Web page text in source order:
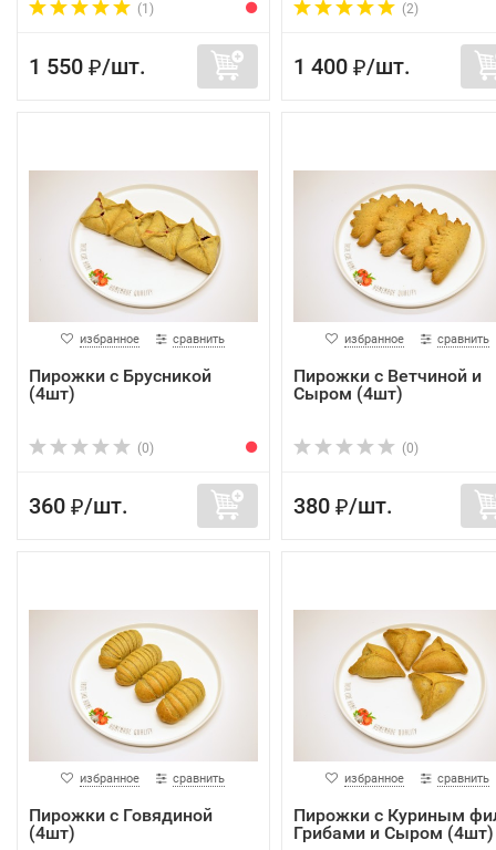
(1)
1 550 ₽/шт.
(2)
1 400 ₽/шт.
избранное сравнить
Пирожки с Брусникой
(4шт)
(0)
360 ₽/шт.
избранное сравнить
Пирожки с Ветчиной и
Сыром (4шт)
(0)
380 ₽/шт.
избранное сравнить
Пирожки с Говядиной
(4шт)
избранное сравнить
Пирожки с Куриным
Грибами и Сыром (4шт)